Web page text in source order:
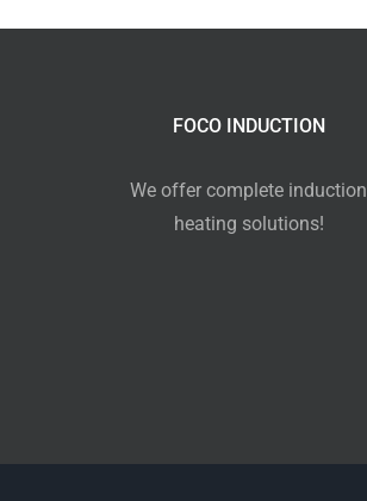
FOCO INDUCTION
We offer complete induction
heating solutions!